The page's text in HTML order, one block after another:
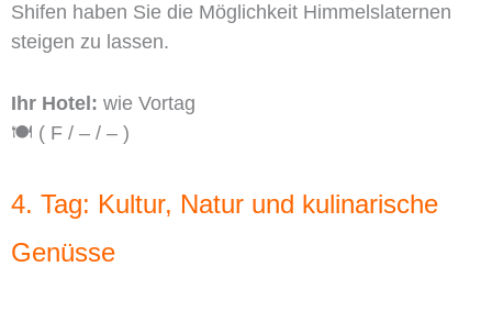
Shifen haben Sie die Möglichkeit Himmelslaternen
steigen zu lassen.
Ihr Hotel: wie Vortag
🍽️ ( F / – / – )
4. Tag: Kultur, Natur und kulinarische
Genüsse